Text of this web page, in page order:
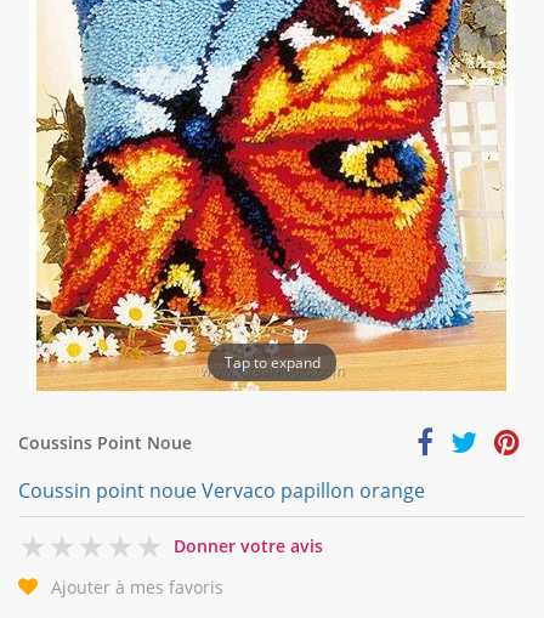
Tap to expand
Coussins Point Noue
Coussin point noue Vervaco papillon orange
0
Donner votre avis
Ajouter à mes favoris